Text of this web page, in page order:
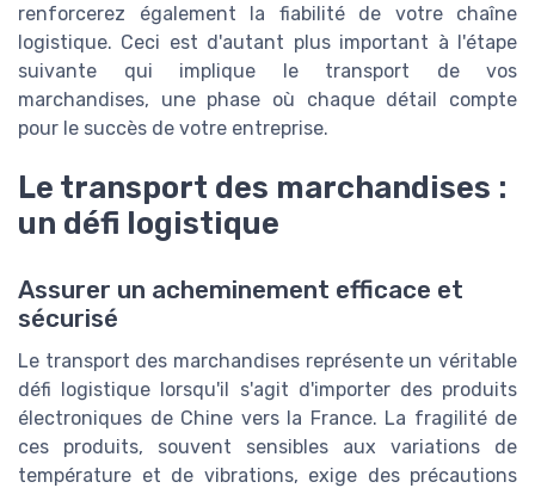
renforcerez également la fiabilité de votre chaîne
logistique. Ceci est d'autant plus important à l'étape
suivante qui implique le transport de vos
marchandises, une phase où chaque détail compte
pour le succès de votre entreprise.
Le transport des marchandises :
un défi logistique
Assurer un acheminement efficace et
sécurisé
Le transport des marchandises représente un véritable
défi logistique lorsqu'il s'agit d'importer des produits
électroniques de Chine vers la France. La fragilité de
ces produits, souvent sensibles aux variations de
température et de vibrations, exige des précautions